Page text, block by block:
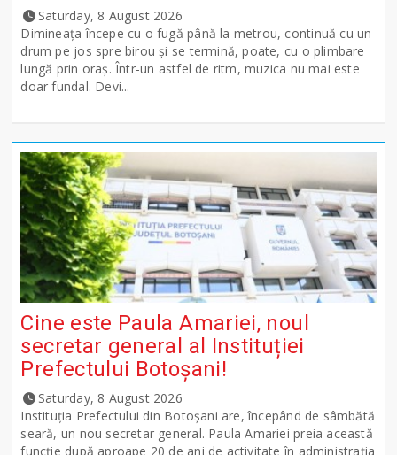
Saturday, 8 August 2026
Dimineața începe cu o fugă până la metrou, continuă cu un
drum pe jos spre birou și se termină, poate, cu o plimbare
lungă prin oraș. Într-un astfel de ritm, muzica nu mai este
doar fundal. Devi...
Cine este Paula Amariei, noul
secretar general al Instituției
Prefectului Botoșani!
Saturday, 8 August 2026
Instituția Prefectului din Botoșani are, începând de sâmbătă
seară, un nou secretar general. Paula Amariei preia această
funcție după aproape 20 de ani de activitate în administrația